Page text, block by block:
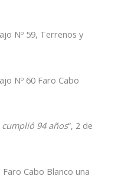
Nº 59, Terrenos y
Nº 60 Faro Cabo
cumplió 94 años“, 2 de
Cabo Blanco una